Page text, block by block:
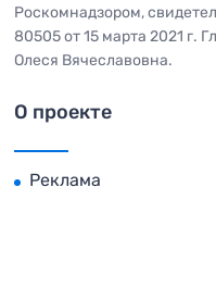
Роскомнадзором,
80505 от 15 марта 2021 г.
Олеся Вячеславовна.
О проекте
Реклама